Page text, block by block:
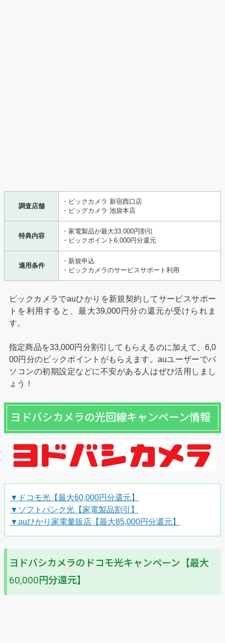
調査店舗
・ビックカメラ 新宿西口店
・ビッグカメラ 池袋本店
特典内容
・ 家電製品が最大33,000円割引
・ビックポイント6,000円分還元
適用条件
・新規申込
・ビックカメラのサービスサポート利用
ビックカメラでauひかりを新規契約してサービスサポー
トを利用すると、最大39,000円分の還元が受けられま
す。
指定商品を33,000円分割引してもらえるのに加えて、6,0
00円分のビックポイントがもらえます。auユーザーでパ
ソコンの初期設定などに不安がある人はぜひ活用しまし
ょう！
ヨドバシカメラの光回線キャンペーン情報
▼ドコモ光【最大60,000円分還元】
▼ソフトバンク光【家電製品割引】
▼auひかり家電量販店【最大85,000円分還元】
ヨドバシカメラのドコモ光キャンペーン【最大
60,000円分還元】